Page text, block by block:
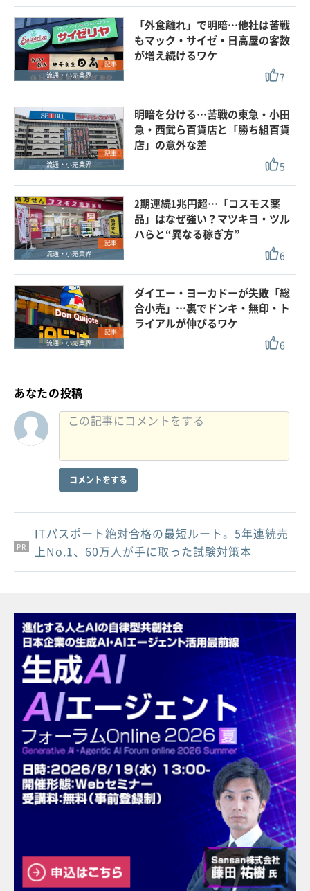
記事
流通・小売業界
「外食離れ」で明暗…他社は苦戦
もマック・サイゼ・日高屋の客数
が増え続けるワケ
7
記事
流通・小売業界
明暗を分ける…苦戦の東急・小田
急・西武ら百貨店と「勝ち組百貨
店」の意外な差
5
記事
流通・小売業界
2期連続1兆円超…「コスモス薬
品」はなぜ強い？マツキヨ・ツル
ハらと“異なる稼ぎ方”
6
記事
流通・小売業界
ダイエー・ヨーカドーが失敗「総
合小売」…裏でドンキ・無印・ト
ライアルが伸びるワケ
6
あなたの投稿
コメントをする
PR
PR
PR
ITパスポート絶対合格の最短ルート。5年連続売
上No.1、60万人が手に取った試験対策本